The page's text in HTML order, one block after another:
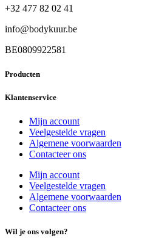
+32 477 82 02 41
info@bodykuur.be
BE0809922581
Producten
Klantenservice
Mijn account
Veelgestelde vragen
Algemene voorwaarden
Contacteer ons
Mijn account
Veelgestelde vragen
Algemene voorwaarden
Contacteer ons
Wil je ons volgen?